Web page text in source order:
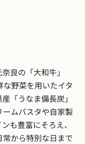
良の「大和牛」
な野菜を用いたイタ
「うなま備長炭」
ムパスタや自家製
も豊富にそろえ、
から特別な日まで